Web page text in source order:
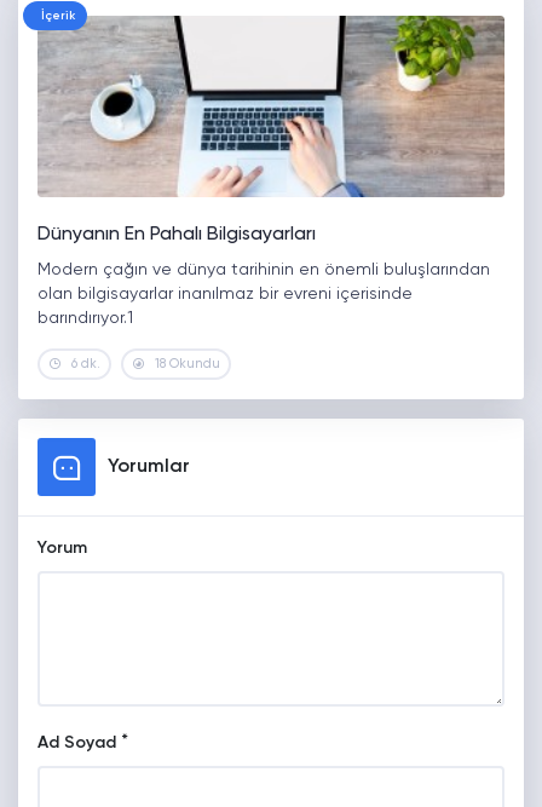
İçerik
Dünyanın En Pahalı Bilgisayarları
Modern çağın ve dünya tarihinin en önemli buluşlarından
olan bilgisayarlar inanılmaz bir evreni içerisinde
barındırıyor.1
6 dk. 18 Okundu
Yorumlar
Yorum
Ad Soyad *